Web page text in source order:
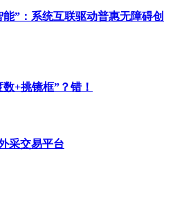
能”：系统互联驱动普惠无障碍创
+挑镜框”？错！
采交易平台